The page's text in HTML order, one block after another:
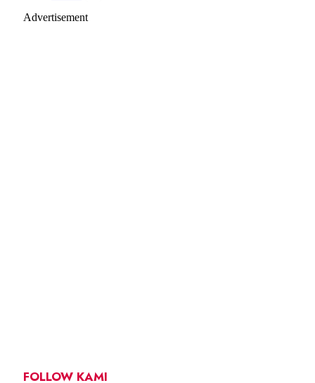
Advertisement
FOLLOW KAMI